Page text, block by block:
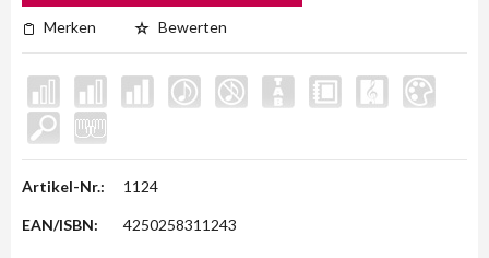
Merken Bewerten
Artikel-Nr.: 1124
EAN/ISBN: 4250258311243